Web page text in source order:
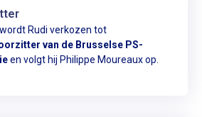
Rudi verkozen tot
van de Brusselse PS-
en volgt hij Philippe Moureaux op.